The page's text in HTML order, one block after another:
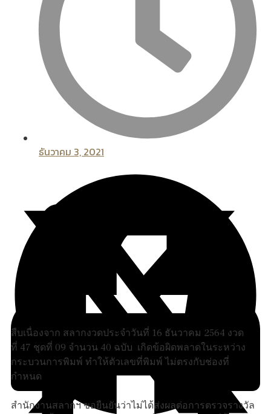
ธันวาคม 3, 2021
สืบเนื่องจาก สลากงวดประจำวันที่ 16 ธันวาคม 2564 งวด
ที่ 47 ชุดที่ 09 จำนวน 40 ฉบับ เกิดข้อผิดพลาดในระหว่าง
กระบวนการพิมพ์ ทำให้ตัวเลขที่พิมพ์ ไม่ตรงกับช่องที่
กำหนด
สำนักงานสลากฯ ขอยืนยันว่าไม่ได้ส่งผลต่อการตรวจรางวัล